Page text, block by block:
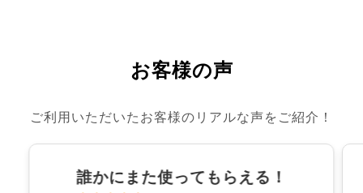
お客様の声
ご利用いただいたお客様のリアルな声をご紹介！
誰かにまた使ってもらえる！